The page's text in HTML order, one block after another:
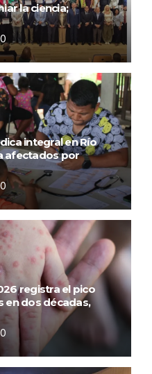
la ciencia;
0
integral en Río
afectados por
0
registra el pico
en dos décadas,
0